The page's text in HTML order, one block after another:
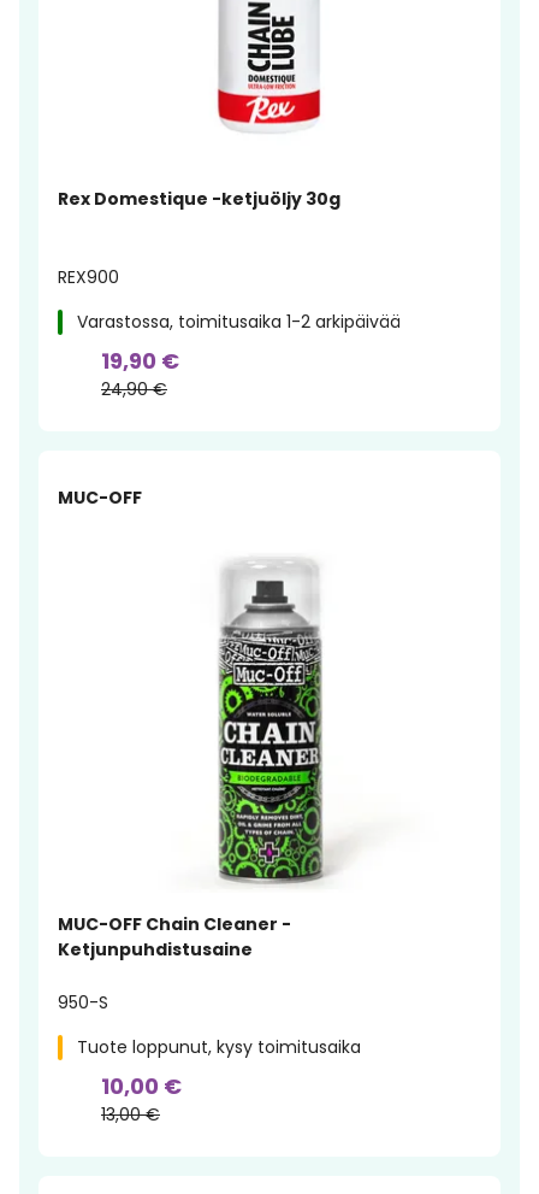
Rex Domestique -ketjuöljy 30g
REX900
Varastossa, toimitusaika 1-2 arkipäivää
19,90 €
24,90 €
MUC-OFF
MUC-OFF Chain Cleaner -
Ketjunpuhdistusaine
950-S
Tuote loppunut, kysy toimitusaika
10,00 €
13,00 €